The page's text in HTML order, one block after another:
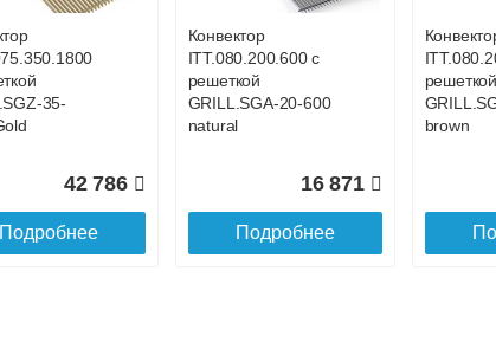
23 313 21 521
Подробнее
35-
42 786
Подробнее
Конвектор
ITT.080.200.600 с
решеткой
GRILL.SGA-20-600
natural
16 871
Подробнее
решеткой
brown